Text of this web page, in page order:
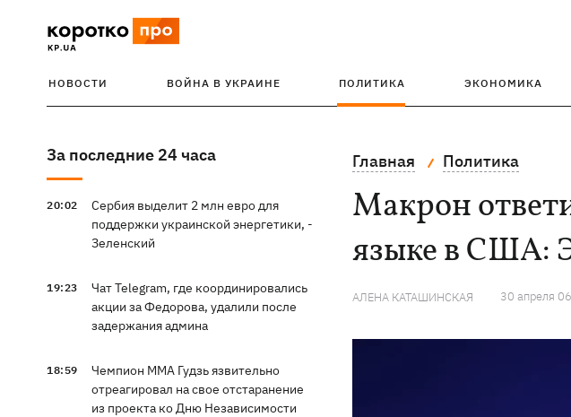
НОВОСТИ ВОЙНА В УКРАИНЕ ПОЛИТИКА ЭКОНОМИКА
За последние 24 часа
20:02
Сербия выделит 2 млн евро для
поддержки украинской энергетики, -
Зеленский
19:23
Чат Telegram, где координировались
акции за Федорова, удалили после
задержания админа
18:59
Чемпион ММА Гудзь язвительно
отреагировал на свое отстаранение
из проекта ко Дню Независимости
Главная Политика
Макрон
языке в США:
АЛЕНА КАТАШИНСКАЯ 30 апреля